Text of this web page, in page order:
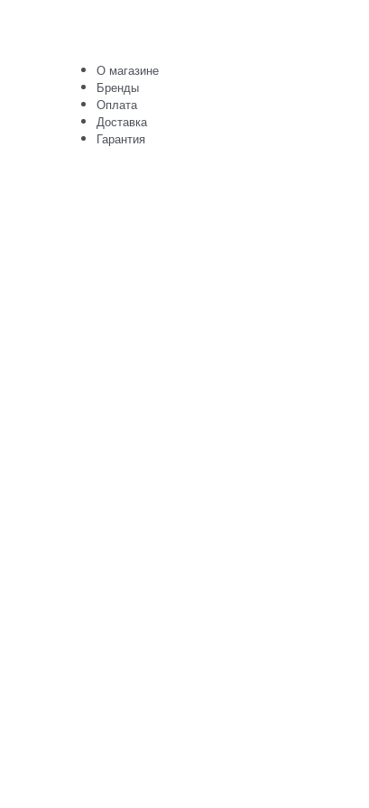
О магазине
Бренды
Оплата
Доставка
Гарантия